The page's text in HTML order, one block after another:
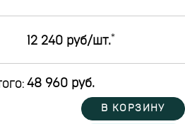
12 240 руб/шт.*
48 960 руб.
В КОРЗИНУ